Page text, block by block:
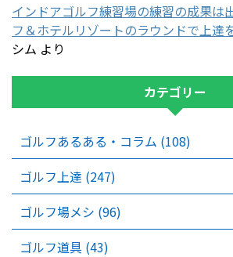
インドアゴルフ練習場の練習の成果は
フ＆ホテルリゾートのラウンドで上達
シム より
カテゴリー
ゴルフあるある・コラム (108)
ゴルフ上達 (247)
ゴルフ場メシ (96)
ゴルフ道具 (43)